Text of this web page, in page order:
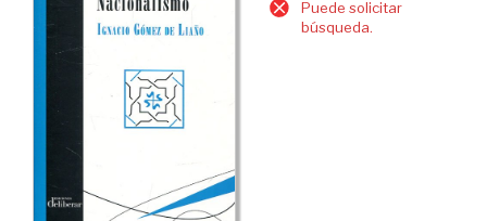
Puede solicitar
búsqueda.